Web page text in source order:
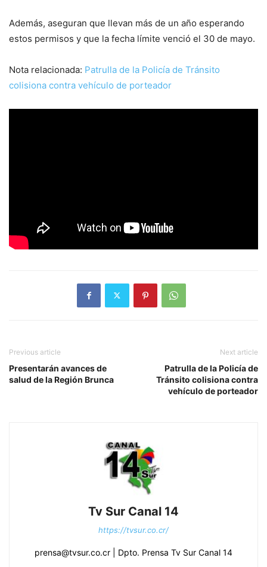
Además, aseguran que llevan más de un año esperando
estos permisos y que la fecha límite venció el 30 de mayo.
Nota relacionada: Patrulla de la Policía de Tránsito
colisiona contra vehículo de porteador
Previous article
Presentarán avances de
salud de la Región Brunca
Next article
Patrulla de la Policía de
Tránsito colisiona contra
vehículo de porteador
Tv Sur Canal 14
https://tvsur.co.cr/
prensa@tvsur.co.cr | Dpto. Prensa Tv Sur Canal 14